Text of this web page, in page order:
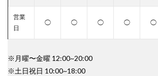
営業
日
◯ ◯ ◯ ◯ ◯
※月曜〜金曜 12:00~20:00
※土日祝日 10:00~18:00